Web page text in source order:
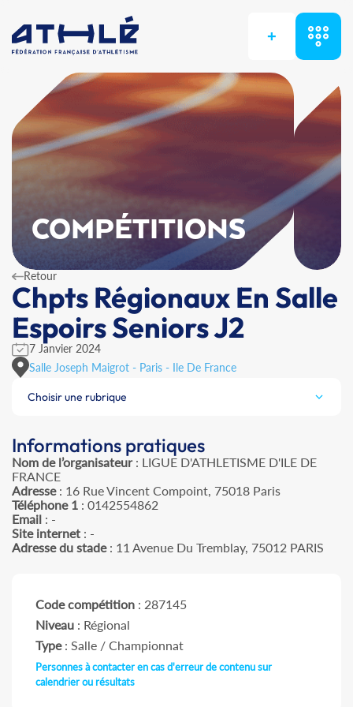
+
COMPÉTITIONS
Retour
Chpts Régionaux En Salle
Espoirs Seniors J2
7 Janvier 2024
Salle Joseph Maigrot - Paris - Ile De France
Choisir une rubrique
Informations pratiques
Nom de l’organisateur: LIGUE D'ATHLETISME D'ILE DE
FRANCE
Adresse: 16 Rue Vincent Compoint, 75018 Paris
Téléphone 1 : 0142554862
Email : -
Site internet : -
Adresse du stade: 11 Avenue Du Tremblay, 75012 PARIS
Code compétition : 287145
Niveau : Régional
Type: Salle / Championnat
Personnes à contacter en cas d'erreur de contenu sur
calendrier ou résultats